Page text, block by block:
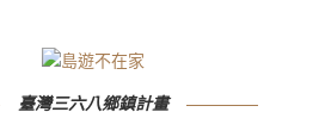
臺灣三六八鄉鎮計畫